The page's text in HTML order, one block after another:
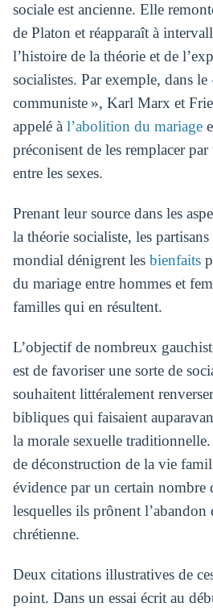
sociale est ancienne. Elle
de Platon et réapparaît à
l’histoire de la théorie et de
socialistes. Par exemple, dans le
communiste », Karl Marx et
appelé à l’abolition du mariage
préconisent de les remplacer
entre les sexes.
Prenant leur source dans les
la théorie socialiste, les
mondial dénigrent les bienfaits
du mariage entre hommes et
familles qui en résultent.
L’objectif de nombreux
est de favoriser une sorte de
souhaitent littéralement
bibliques qui faisaient
la morale sexuelle
de déconstruction de la vie
évidence par un certain nombre
lesquelles ils prônent l’abandon
chrétienne.
Deux citations illustratives de
point. Dans un essai écrit au